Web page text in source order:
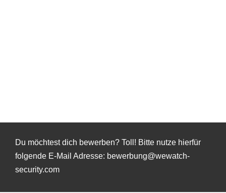
Du möchtest dich bewerben? Toll! Bitte nutze hierfür
folgende E-Mail Adresse: bewerbung@wewatch-
security.com